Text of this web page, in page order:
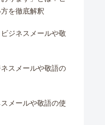
を徹底解釈
ジネスメールや敬
スメールや敬語の
メールや敬語の使